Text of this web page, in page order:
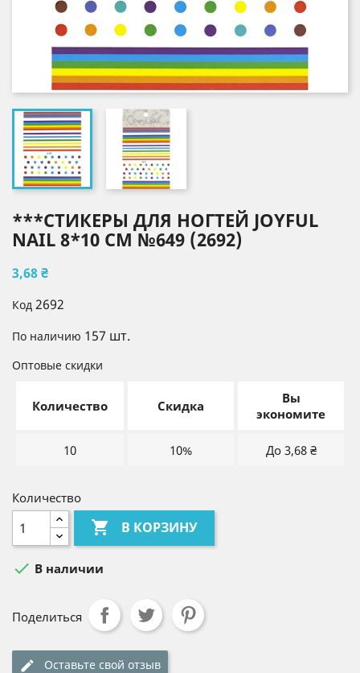
***СТИКЕРЫ ДЛЯ НОГТЕЙ JOYFUL
NAIL 8*10 СМ №649 (2692)
3,68 ₴
Код 2692
По наличию 157 шт.
Оптовые скидки
Количество Скидка
Вы
экономите
10 10% До 3,68 ₴
Количество
 В КОРЗИНУ
 В наличии
Поделиться
Оставьте свой отзыв